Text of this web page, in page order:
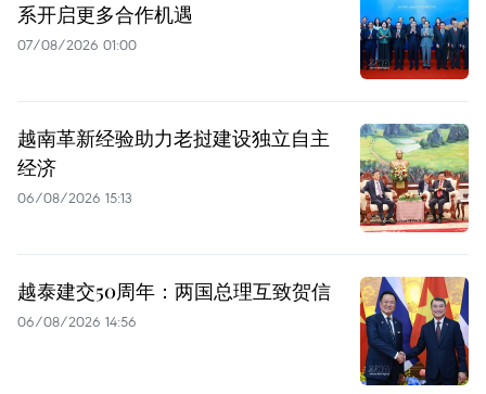
系开启更多合作机遇
07/08/2026 01:00
越南革新经验助力老挝建设独立自主
经济
06/08/2026 15:13
越泰建交50周年：两国总理互致贺信
06/08/2026 14:56